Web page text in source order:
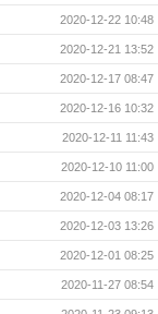
2020-12-22 10:48
2020-12-21 13:52
2020-12-17 08:47
2020-12-16 10:32
2020-12-11 11:43
2020-12-10 11:00
2020-12-04 08:17
2020-12-03 13:26
2020-12-01 08:25
2020-11-27 08:54